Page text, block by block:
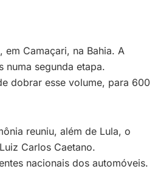
Camaçari, na Bahia. A
segunda etapa.
dobrar esse volume, para 600
reuniu, além de Lula, o
Carlos Caetano.
nacionais dos automóveis.